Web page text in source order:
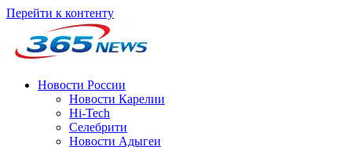
Перейти к контенту
Новости России
Новости Карелии
Hi-Tech
Селебрити
Новости Адыгеи